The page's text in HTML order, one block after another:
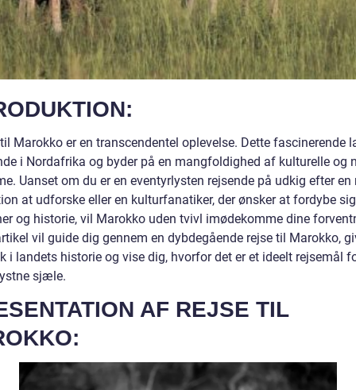
Marokko er en transcendentel oplevelse. Dette fascinerende
i Nordafrika og byder på en mangfoldighed af kulturelle og
Uanset om du er en eventyrlysten rejsende på udkig efter en
at udforske eller en kulturfanatiker, der ønsker at fordybe
og historie, vil Marokko uden tvivl imødekomme dine
vil guide dig gennem en dybdegående rejse til Marokko,
i landets historie og vise dig, hvorfor det er et ideelt rejsemål
sjæle.
AF REJSE TIL